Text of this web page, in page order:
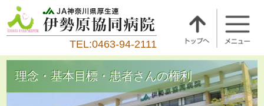
TEL:0463-94-2111
理念・基本目標・患者さんの権利